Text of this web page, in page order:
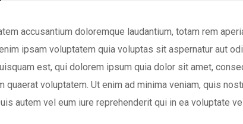
accusantium doloremque laudantium, totam rem
ipsam voluptatem quia voluptas sit aspernatur aut
est, qui dolorem ipsum quia dolor sit amet,
quaerat voluptatem. Ut enim ad minima veniam, quis
autem vel eum iure reprehenderit qui in ea voluptate